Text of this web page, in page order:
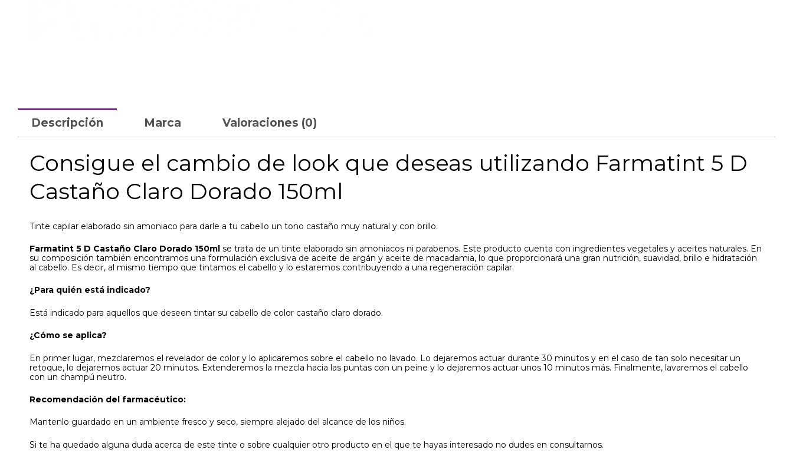
Descripción Marca Valoraciones (0)
Consigue el cambio de look que deseas utilizando Farmatint 5 D
Castaño Claro Dorado 150ml
Tinte capilar elaborado sin amoniaco para darle a tu cabello un tono castaño muy natural y con brillo.
Farmatint 5 D Castaño Claro Dorado 150ml se trata de un tinte elaborado sin amoniacos ni parabenos. Este producto cuenta con ingredientes vegetales y aceites naturales. En
su composición también encontramos una formulación exclusiva de aceite de argán y aceite de macadamia, lo que proporcionará una gran nutrición, suavidad, brillo e hidratación
al cabello. Es decir, al mismo tiempo que tintamos el cabello y lo estaremos contribuyendo a una regeneración capilar.
¿Para quién está indicado?
Está indicado para aquellos que deseen tintar su cabello de color castaño claro dorado.
¿Cómo se aplica?
En primer lugar, mezclaremos el revelador de color y lo aplicaremos sobre el cabello no lavado. Lo dejaremos actuar durante 30 minutos y en el caso de tan solo necesitar un
retoque, lo dejaremos actuar 20 minutos. Extenderemos la mezcla hacia las puntas con un peine y lo dejaremos actuar unos 10 minutos más. Finalmente, lavaremos el cabello
con un champú neutro.
Recomendación del farmacéutico:
Mantenlo guardado en un ambiente fresco y seco, siempre alejado del alcance de los niños.
Si te ha quedado alguna duda acerca de este tinte o sobre cualquier otro producto en el que te hayas interesado no dudes en consultarnos.